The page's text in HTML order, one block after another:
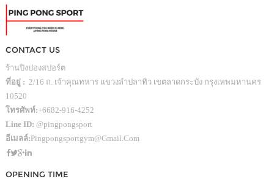
CONTACT US
ร้านปิงปองสปอร์ต
ที่อยู่ : 2/16 ถ. เจ้าคุณทหาร แขวงลำปลาทิว เขตลาดกระบัง กรุงเทพมหานคร
10520
โทรศัพท์:+6682-916-4252
Line ID: @pingpongsport
อีเมลล์:Pingpongsportgym@gmail.com
OPENING TIME